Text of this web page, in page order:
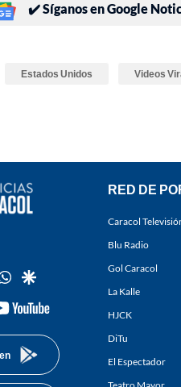
✔️ Síganos en Google
Estados Unidos Videos
whatsapp
google
youtube-
RED DE
Caracol
Blu Radio
Gol Caracol
La Kalle
HJCK
DiTu
El Espectador